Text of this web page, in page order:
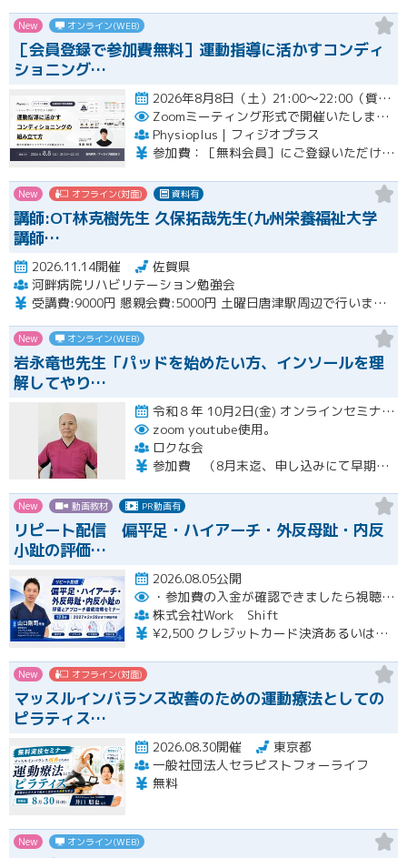
New オンライン(WEB)
［会員登録で参加費無料］運動指導に活かすコンディ
ショニング…
2026年8月8日（土）21:00〜22:00（質疑応答を含む）開催
Zoomミーティング形式で開催いたします。
Physioplus｜フィジオプラス
参加費：［無料会員］にご登録いただければ無料 ・月額会員：参加無料 ・年額会員：参加無料 ・通常チケット：5,000円（税込）
New オフライン(対面) 資料有
講師:OT林克樹先生 久保拓哉先生(九州栄養福祉大学
講師…
2026.11.14開催
佐賀県
河畔病院リハビリテーション勉強会
受講費:9000円 懇親会費:5000円 土曜日唐津駅周辺で行います。
New オンライン(WEB)
岩永竜也先生「パッドを始めたい方、インソールを理
解してやり…
令和８年 10月2日(金) オンラインセミナー 20:00〜22:00 10月18日(日) 実技セミナー（…開催
zoom youtube使用。
ロクな会
参加費 （8月末迄、申し込みにて早期申し込み割引） オンライン➕実技セミナー（対面式） 15500円 （8月末迄申し込みにて14500円） オンライン➕実技セミナーアーカイブ視聴 11000円 （8月末迄申し込みにて10000円） ※オンラインセミナーは後日、アーカイブ視聴可能です。 ※実技セミナー（対面式）参加者も後日、実技セミナーアーカイブ視聴可能です。
New 動画教材 PR動画有
リピート配信 偏平足・ハイアーチ・外反母趾・内反
小趾の評価…
2026.08.05公開
・参加費の入金が確認できましたら視聴用URLとパスワードおよび資料をお申込みいただきましたメールアドレスに送付します。
株式会社Work Shift
¥2,500 クレジットカード決済あるいは銀行振込となります。
New オフライン(対面)
マッスルインバランス改善のための運動療法としての
ピラティス…
2026.08.30開催
東京都
一般社団法人セラピストフォーライフ
無料
New オンライン(WEB)